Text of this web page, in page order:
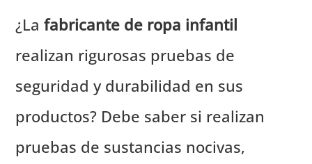
¿Lafabricante de ropa infantil
realizan rigurosas pruebas de
seguridad y durabilidad en sus
productos? Debe saber si realizan
pruebas de sustancias nocivas,